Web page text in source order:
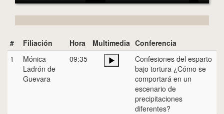
# Filiación Hora Multimedia Conferencia
1
Mónica
Ladrón de
Guevara
09:35
Confesiones del esparto
bajo tortura ¿Cómo se
comportará en un
escenario de
precipitaciones
diferentes?